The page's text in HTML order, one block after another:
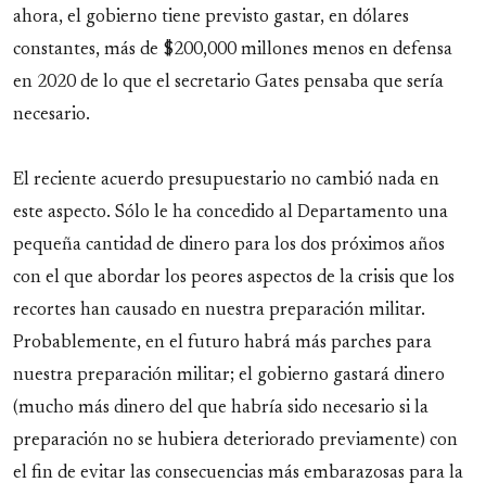
ahora, el gobierno tiene previsto gastar, en dólares
constantes, más de $200,000 millones menos en defensa
en 2020 de lo que el secretario Gates pensaba que sería
necesario.
El reciente acuerdo presupuestario no cambió nada en
este aspecto. Sólo le ha concedido al Departamento una
pequeña cantidad de dinero para los dos próximos años
con el que abordar los peores aspectos de la crisis que los
recortes han causado en nuestra preparación militar.
Probablemente, en el futuro habrá más parches para
nuestra preparación militar; el gobierno gastará dinero
(mucho más dinero del que habría sido necesario si la
preparación no se hubiera deteriorado previamente) con
el fin de evitar las consecuencias más embarazosas para la